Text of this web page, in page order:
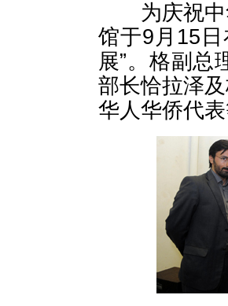
为庆祝中
馆于9月15
展”。格副总
部长恰拉泽
华人华侨代